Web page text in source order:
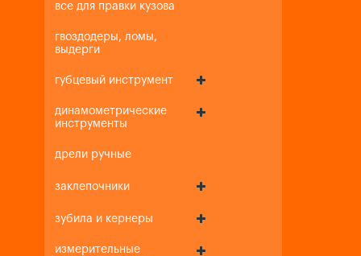
все для правки кузова
гвоздодеры, ломы,
выдерги
губцевый инструмент
динамометрические
инструменты
дрели ручные
заклепочники
зубила и кернеры
измерительные